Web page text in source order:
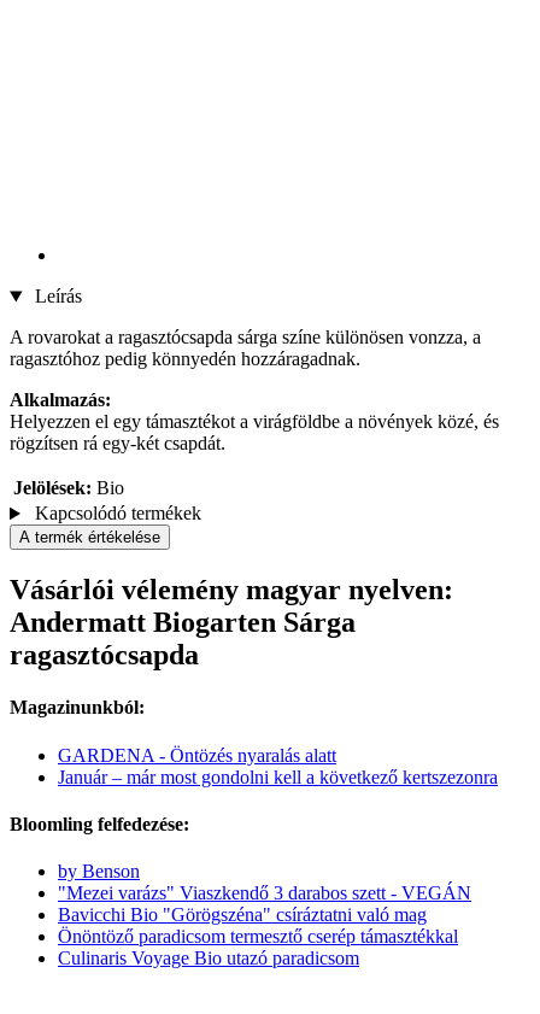
Leírás
A rovarokat a ragasztócsapda sárga színe különösen vonzza, a
ragasztóhoz pedig könnyedén hozzáragadnak.
Alkalmazás:
Helyezzen el egy támasztékot a virágföldbe a növények közé, és
rögzítsen rá egy-két csapdát.
Jelölések: Bio
Kapcsolódó termékek
A termék értékelése
Vásárlói vélemény magyar nyelven:
Andermatt Biogarten Sárga
ragasztócsapda
Magazinunkból:
GARDENA - Öntözés nyaralás alatt
Január – már most gondolni kell a következő kertszezonra
Bloomling felfedezése:
by Benson
"Mezei varázs" Viaszkendő 3 darabos szett - VEGÁN
Bavicchi Bio "Görögszéna" csíráztatni való mag
Önöntöző paradicsom termesztő cserép támasztékkal
Culinaris Voyage Bio utazó paradicsom